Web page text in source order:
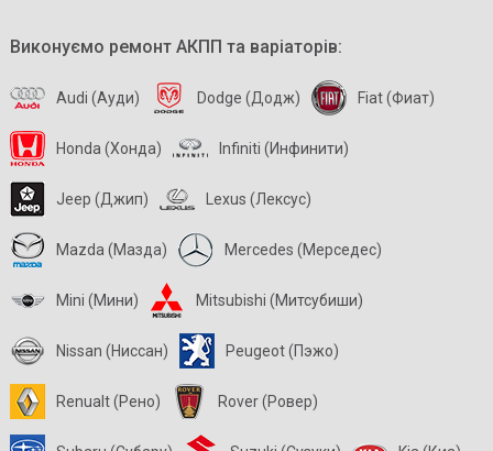
Виконуємо ремонт АКПП та варіаторів:
Audi (Ауди) Dodge (Додж) Fiat (Фиат)
Honda (Хонда) Infiniti (Инфинити)
Jeep (Джип) Lexus (Лексус)
Mazda (Мазда) Mercedes (Мерседес)
Mini (Мини) Mitsubishi (Митсубиши)
Nissan (Ниссан) Peugeot (Пэжо)
Renualt (Рено) Rover (Ровер)